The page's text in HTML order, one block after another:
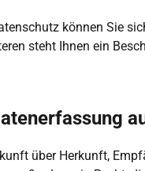
können Sie
steht Ihnen ein
über Herkunft,